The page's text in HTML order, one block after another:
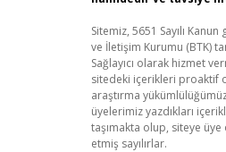
Sitemiz, 5651 Sayılı
ve İletişim Kurumu (BTK)
Sağlayıcı olarak hizmet
sitedeki içerikleri proaktif
araştırma
üyelerimiz yazdıkları
taşımakta olup, siteye
etmiş sayılırlar.